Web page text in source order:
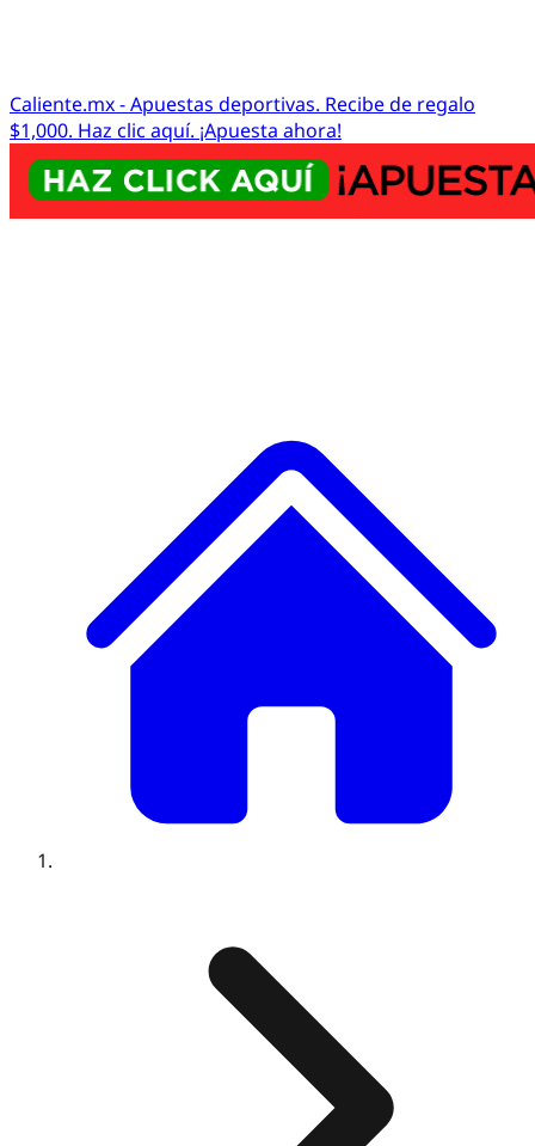
Caliente.mx - Apuestas deportivas. Recibe de regalo
$1,000. Haz clic aquí. ¡Apuesta ahora!